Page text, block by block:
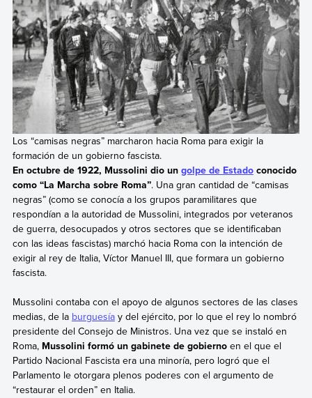
Los “camisas negras” marcharon hacia Roma para exigir la
formación de un gobierno fascista.
En octubre de 1922, Mussolini dio un golpe de Estadoconocido
como “La Marcha sobre Roma”. Una gran cantidad de “camisas
negras” (como se conocía a los grupos paramilitares que
respondían a la autoridad de Mussolini, integrados por veteranos
de guerra, desocupados y otros sectores que se identificaban
con las ideas fascistas) marchó hacia Roma con la intención de
exigir al rey de Italia, Víctor Manuel III, que formara un gobierno
fascista.
Mussolini contaba con el apoyo de algunos sectores de las clases
medias, de la burguesíay del ejército, por lo que el rey lo nombró
presidente del Consejo de Ministros. Una vez que se instaló en
Roma, Mussolini formó un gabinete de gobierno en el que el
Partido Nacional Fascista era una minoría, pero logró que el
Parlamento le otorgara plenos poderes con el argumento de
“restaurar el orden” en Italia.